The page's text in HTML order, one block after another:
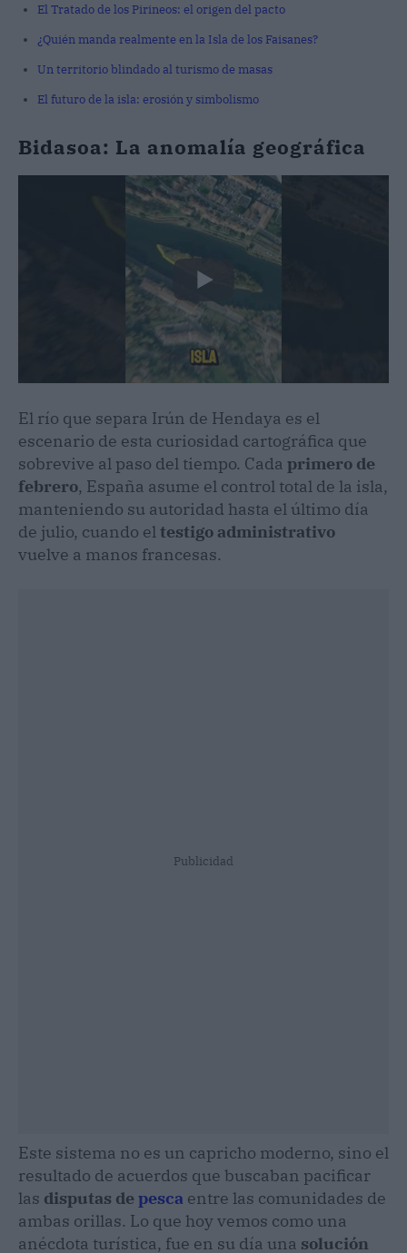
El Tratado de los Pirineos: el origen del pacto
¿Quién manda realmente en la Isla de los Faisanes?
Un territorio blindado al turismo de masas
El futuro de la isla: erosión y simbolismo
Bidasoa: La anomalía geográfica
El río que separa Irún de Hendaya es el
escenario de esta curiosidad cartográfica que
sobrevive al paso del tiempo. Cada primero de
febrero, España asume el control total de la isla,
manteniendo su autoridad hasta el último día
de julio, cuando eltestigo administrativo
vuelve a manos francesas.
Publicidad
Este sistema no es un capricho moderno, sino el
resultado de acuerdos que buscaban pacificar
las disputas depesca entre las comunidades de
ambas orillas. Lo que hoy vemos como una
anécdota turística, fue en su día una solución